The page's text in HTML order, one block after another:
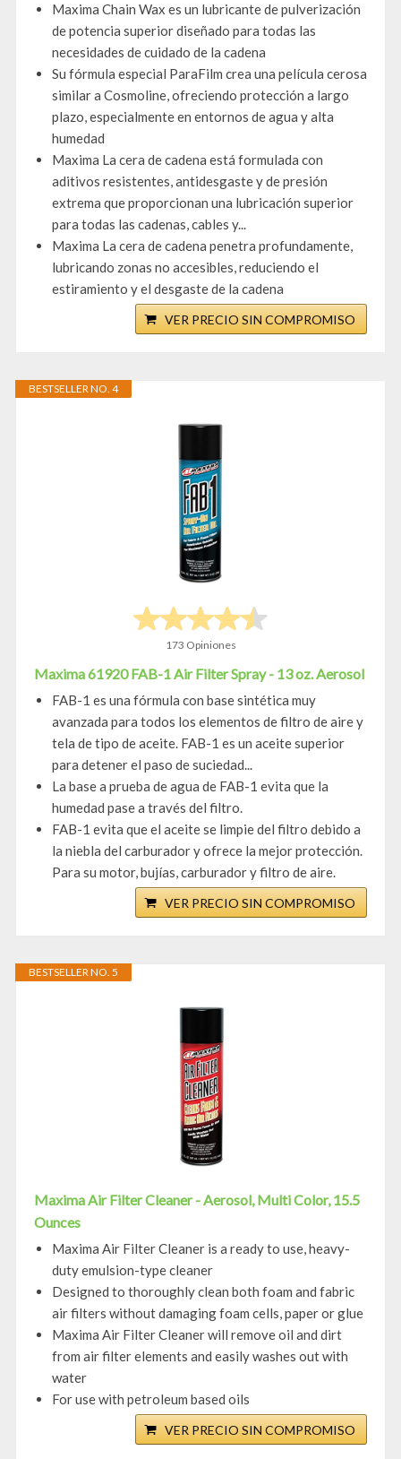
Maxima Chain Wax es un lubricante de pulverización
de potencia superior diseñado para todas las
necesidades de cuidado de la cadena
Su fórmula especial ParaFilm crea una película cerosa
similar a Cosmoline, ofreciendo protección a largo
plazo, especialmente en entornos de agua y alta
humedad
Maxima La cera de cadena está formulada con
aditivos resistentes, antidesgaste y de presión
extrema que proporcionan una lubricación superior
para todas las cadenas, cables y...
Maxima La cera de cadena penetra profundamente,
lubricando zonas no accesibles, reduciendo el
estiramiento y el desgaste de la cadena
VER PRECIO SIN COMPROMISO
BESTSELLER NO. 4
173 Opiniones
Maxima 61920 FAB-1 Air Filter Spray - 13 oz. Aerosol
FAB-1 es una fórmula con base sintética muy
avanzada para todos los elementos de filtro de aire y
tela de tipo de aceite. FAB-1 es un aceite superior
para detener el paso de suciedad...
La base a prueba de agua de FAB-1 evita que la
humedad pase a través del filtro.
FAB-1 evita que el aceite se limpie del filtro debido a
la niebla del carburador y ofrece la mejor protección.
Para su motor, bujías, carburador y filtro de aire.
VER PRECIO SIN COMPROMISO
BESTSELLER NO. 5
Maxima Air Filter Cleaner - Aerosol, Multi Color, 15.5
Ounces
Maxima Air Filter Cleaner is a ready to use, heavy-
duty emulsion-type cleaner
Designed to thoroughly clean both foam and fabric
air filters without damaging foam cells, paper or glue
Maxima Air Filter Cleaner will remove oil and dirt
from air filter elements and easily washes out with
water
For use with petroleum based oils
VER PRECIO SIN COMPROMISO